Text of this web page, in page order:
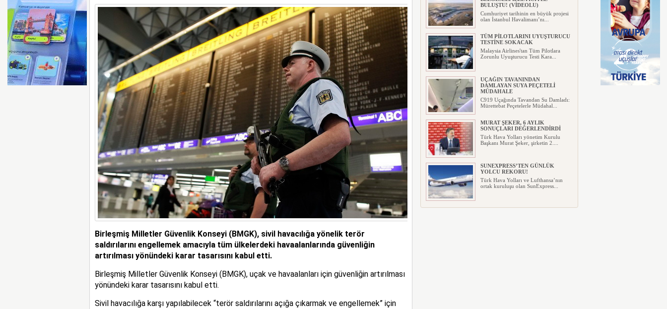
AYJET’E AİT EĞİTİM UÇAĞI KAZA KRIMA UĞRADI
Birleşmiş Milletler Güvenlik Konseyi (BMGK), sivil havacılığa yönelik terör
saldırılarını engellemek amacıyla tüm ülkelerdeki havaalanlarında güvenliğin
artırılması yönündeki karar tasarısını kabul etti.
Birleşmiş Milletler Güvenlik Konseyi (BMGK), uçak ve havaalanları için güvenliğin artırılması
yönündeki karar tasarısını kabul etti.
Sivil havacılığa karşı yapılabilecek “terör saldırılarını açığa çıkarmak ve engellemek” için
BULUŞTU! (VİDEOLU)
Cumhuriyet tarihinin en büyük projesi
olan İstanbul Havalimanı’nı...
TÜM PİLOTLARINI UYUŞTURUCU
TESTİNE SOKACAK
Malaysia Airlines'tan Tüm Pilotlara
Zorunlu Uyuşturucu Testi Kara...
UÇAĞIN TAVANINDAN
DAMLAYAN SUYA PEÇETELİ
MÜDAHALE
C919 Uçağında Tavandan Su Damladı:
Mürettebat Peçetelerle Müdahal...
MURAT ŞEKER, 6 AYLIK
SONUÇLARI DEĞERLENDİRDİ
Türk Hava Yolları yönetim Kurulu
Başkanı Murat Şeker, şirketin 2....
SUNEXPRESS’TEN GÜNLÜK
YOLCU REKORU!
Türk Hava Yolları ve Lufthansa’nın
ortak kuruluşu olan SunExpress...
IBERYA HAVAYOLLARI GÜNEŞ